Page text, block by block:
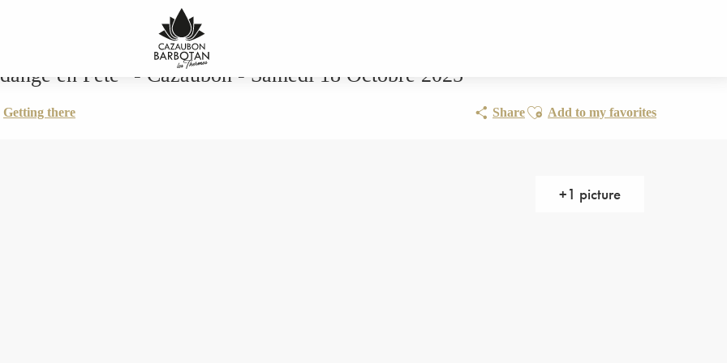
en Fête" - Cazaubon - Samedi 18 Octobre 2025
Getting there ShareAjouter aux favoris
Add to my favorites
+1 picture